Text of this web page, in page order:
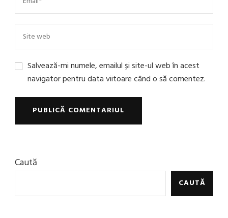
Salvează-mi numele, emailul și site-ul web în acest
navigator pentru data viitoare când o să comentez.
Caută
CAUTĂ